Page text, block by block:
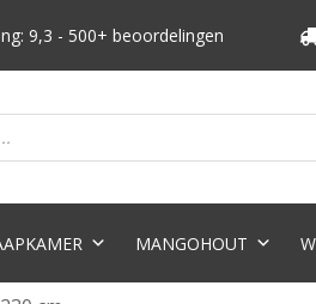
9,3 - 500+ beoordelingen
MANGOHOUT